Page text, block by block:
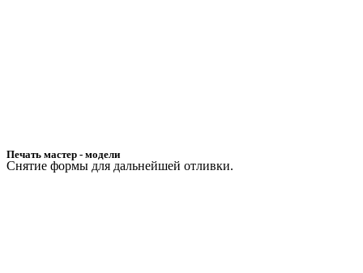
Печать мастер - модели
Снятие формы для дальнейшей отливки.